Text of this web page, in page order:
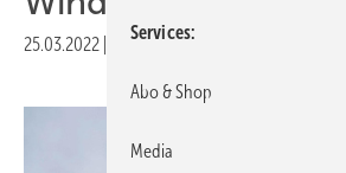
25.03.2022 Druckvorschau
Services
Abo & Shop
Media